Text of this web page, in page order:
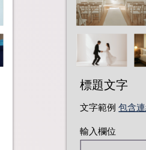
標題文字
文字範例 包含
輸入欄位